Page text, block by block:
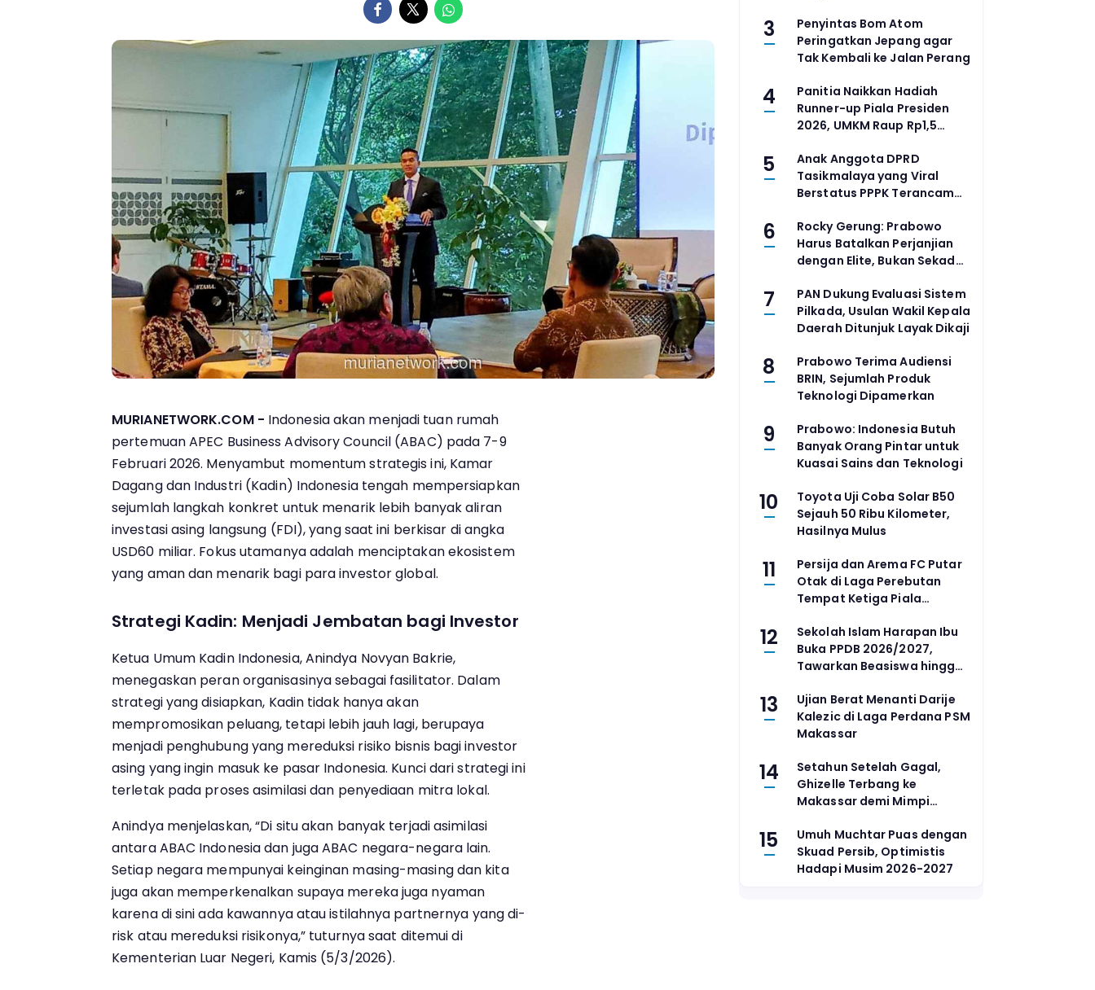
MURIANETWORK.COM - Indonesia akan menjadi tuan rumah
pertemuan APEC Business Advisory Council (ABAC) pada 7-9
Februari 2026. Menyambut momentum strategis ini, Kamar
Dagang dan Industri (Kadin) Indonesia tengah mempersiapkan
sejumlah langkah konkret untuk menarik lebih banyak aliran
investasi asing langsung (FDI), yang saat ini berkisar di angka
USD60 miliar. Fokus utamanya adalah menciptakan ekosistem
yang aman dan menarik bagi para investor global.
Strategi Kadin: Menjadi Jembatan bagi Investor
Ketua Umum Kadin Indonesia, Anindya Novyan Bakrie,
menegaskan peran organisasinya sebagai fasilitator. Dalam
strategi yang disiapkan, Kadin tidak hanya akan
mempromosikan peluang, tetapi lebih jauh lagi, berupaya
menjadi penghubung yang mereduksi risiko bisnis bagi investor
asing yang ingin masuk ke pasar Indonesia. Kunci dari strategi ini
terletak pada proses asimilasi dan penyediaan mitra lokal.
Anindya menjelaskan, “Di situ akan banyak terjadi asimilasi
antara ABAC Indonesia dan juga ABAC negara-negara lain.
Setiap negara mempunyai keinginan masing-masing dan kita
juga akan memperkenalkan supaya mereka juga nyaman
karena di sini ada kawannya atau istilahnya partnernya yang di-
risk atau mereduksi risikonya,” tuturnya saat ditemui di
Kementerian Luar Negeri, Kamis (5/3/2026).
3
Penyintas Bom Atom
Peringatkan Jepang agar
Tak Kembali ke Jalan Perang
4
Panitia Naikkan Hadiah
Runner-up Piala Presiden
2026, UMKM Raup Rp1,5
5
Anak Anggota DPRD
Tasikmalaya yang Viral
Berstatus PPPK Terancam
6
Rocky Gerung: Prabowo
Harus Batalkan Perjanjian
dengan Elite, Bukan Sekadar
7
PAN Dukung Evaluasi Sistem
Pilkada, Usulan Wakil Kepala
Daerah Ditunjuk Layak Dikaji
8
Prabowo Terima Audiensi
BRIN, Sejumlah Produk
Teknologi Dipamerkan
9
Prabowo: Indonesia Butuh
Banyak Orang Pintar untuk
Kuasai Sains dan Teknologi
10
Toyota Uji Coba Solar B50
Sejauh 50 Ribu Kilometer,
Hasilnya Mulus
11
Persija dan Arema FC Putar
Otak di Laga Perebutan
Tempat Ketiga Piala
12
Sekolah Islam Harapan Ibu
Buka PPDB 2026/2027,
Tawarkan Beasiswa hingga
13
Ujian Berat Menanti Darije
Kalezic di Laga Perdana PSM
Makassar
14
Setahun Setelah Gagal,
Ghizelle Terbang ke
Makassar demi Mimpi
15
Umuh Muchtar Puas dengan
Skuad Persib, Optimistis
Hadapi Musim 2026-2027